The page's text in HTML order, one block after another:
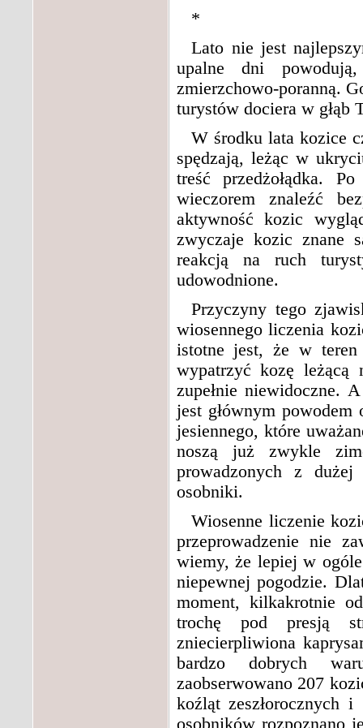
*
Lato nie jest
upalne dni
zmierzchowo-poranną.
turystów dociera w głąb
W środku lata kozice
spędzają, leżąc w
treść przedżołądka.
wieczorem znaleźć
aktywność kozic
zwyczaje kozic znane
reakcją na ruch
udowodnione.
Przyczyny tego
wiosennego liczenia
istotne jest, że w
wypatrzyć kozę leżącą
zupełnie niewidoczne.
jest głównym
jesiennego, które
noszą już zwykle
prowadzonych z dużej
osobniki.
Wiosenne liczenie
przeprowadzenie nie
wiemy, że lepiej w
niepewnej pogodzie.
moment, kilkakrotnie
trochę pod presją
zniecierpliwiona
bardzo dobrych
zaobserwowano 207
koźląt zeszłorocznych
osobników rozpoznano